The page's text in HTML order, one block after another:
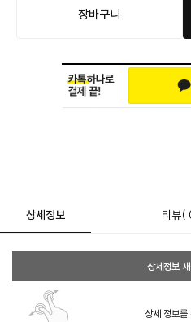
장바구니
상세정보 리뷰(
상세정보
상세 정보를